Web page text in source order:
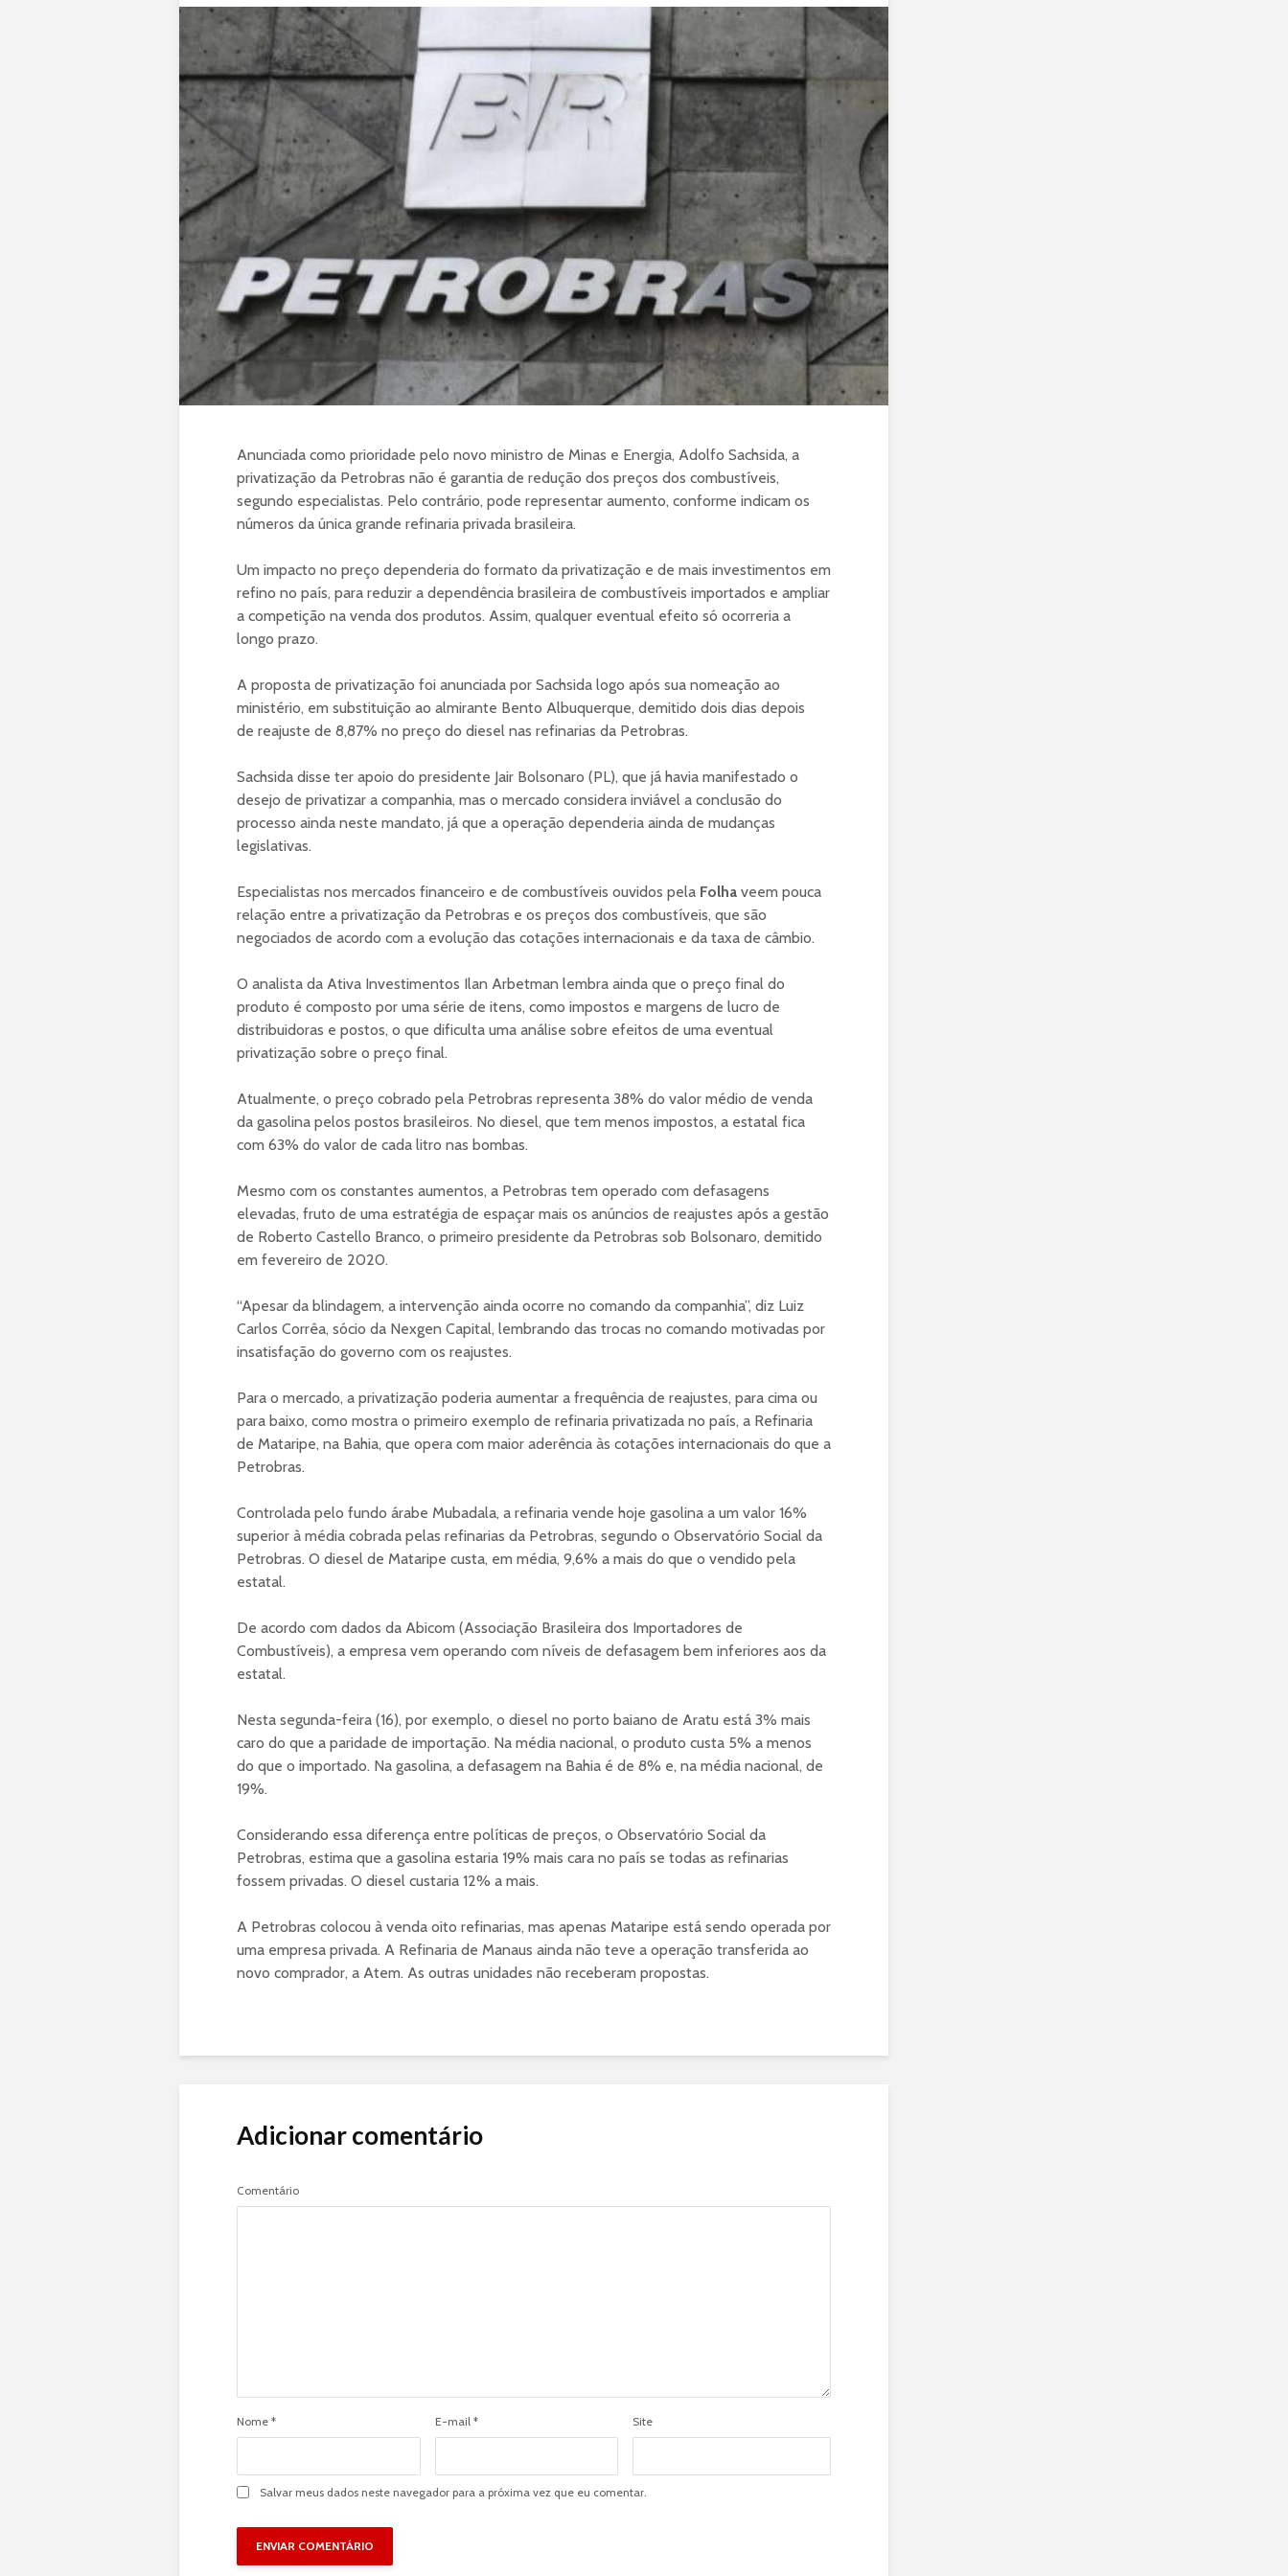
Anunciada como prioridade pelo novo ministro de Minas e Energia, Adolfo Sachsida, a
privatização da Petrobras não é garantia de redução dos preços dos combustíveis,
segundo especialistas. Pelo contrário, pode representar aumento, conforme indicam os
números da única grande refinaria privada brasileira.
Um impacto no preço dependeria do formato da privatização e de mais investimentos em
refino no país, para reduzir a dependência brasileira de combustíveis importados e ampliar
a competição na venda dos produtos. Assim, qualquer eventual efeito só ocorreria a
longo prazo.
A proposta de privatização foi anunciada por Sachsida logo após sua nomeação ao
ministério, em substituição ao almirante Bento Albuquerque, demitido dois dias depois
de reajuste de 8,87% no preço do diesel nas refinarias da Petrobras.
Sachsida disse ter apoio do presidente Jair Bolsonaro (PL), que já havia manifestado o
desejo de privatizar a companhia, mas o mercado considera inviável a conclusão do
processo ainda neste mandato, já que a operação dependeria ainda de mudanças
legislativas.
Especialistas nos mercados financeiro e de combustíveis ouvidos pela Folha veem pouca
relação entre a privatização da Petrobras e os preços dos combustíveis, que são
negociados de acordo com a evolução das cotações internacionais e da taxa de câmbio.
O analista da Ativa Investimentos Ilan Arbetman lembra ainda que o preço final do
produto é composto por uma série de itens, como impostos e margens de lucro de
distribuidoras e postos, o que dificulta uma análise sobre efeitos de uma eventual
privatização sobre o preço final.
Atualmente, o preço cobrado pela Petrobras representa 38% do valor médio de venda
da gasolina pelos postos brasileiros. No diesel, que tem menos impostos, a estatal fica
com 63% do valor de cada litro nas bombas.
Mesmo com os constantes aumentos, a Petrobras tem operado com defasagens
elevadas, fruto de uma estratégia de espaçar mais os anúncios de reajustes após a gestão
de Roberto Castello Branco, o primeiro presidente da Petrobras sob Bolsonaro, demitido
em fevereiro de 2020.
“Apesar da blindagem, a intervenção ainda ocorre no comando da companhia”, diz Luiz
Carlos Corrêa, sócio da Nexgen Capital, lembrando das trocas no comando motivadas por
insatisfação do governo com os reajustes.
Para o mercado, a privatização poderia aumentar a frequência de reajustes, para cima ou
para baixo, como mostra o primeiro exemplo de refinaria privatizada no país, a Refinaria
de Mataripe, na Bahia, que opera com maior aderência às cotações internacionais do que a
Petrobras.
Controlada pelo fundo árabe Mubadala, a refinaria vende hoje gasolina a um valor 16%
superior à média cobrada pelas refinarias da Petrobras, segundo o Observatório Social da
Petrobras. O diesel de Mataripe custa, em média, 9,6% a mais do que o vendido pela
estatal.
De acordo com dados da Abicom (Associação Brasileira dos Importadores de
Combustíveis), a empresa vem operando com níveis de defasagem bem inferiores aos da
estatal.
Nesta segunda-feira (16), por exemplo, o diesel no porto baiano de Aratu está 3% mais
caro do que a paridade de importação. Na média nacional, o produto custa 5% a menos
do que o importado. Na gasolina, a defasagem na Bahia é de 8% e, na média nacional, de
19%.
Considerando essa diferença entre políticas de preços, o Observatório Social da
Petrobras, estima que a gasolina estaria 19% mais cara no país se todas as refinarias
fossem privadas. O diesel custaria 12% a mais.
A Petrobras colocou à venda oito refinarias, mas apenas Mataripe está sendo operada por
uma empresa privada. A Refinaria de Manaus ainda não teve a operação transferida ao
novo comprador, a Atem. As outras unidades não receberam propostas.
Adicionar comentário
Comentário
Nome * E-mail * Site
Salvar meus dados neste navegador para a próxima vez que eu comentar.